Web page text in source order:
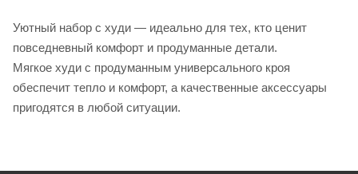
Уютный набор с худи — идеально для тех, кто ценит
повседневный комфорт и продуманные детали.
Мягкое худи с продуманным универсального кроя
обеспечит тепло и комфорт, а качественные аксессуары
пригодятся в любой ситуации.